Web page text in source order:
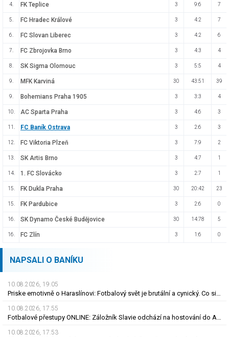
4. FK Teplice 3 9:6 7
5. FC Hradec Králové 3 4:2 7
6. FC Slovan Liberec 3 4:2 6
7. FC Zbrojovka Brno 3 4:3 4
8. SK Sigma Olomouc 3 5:5 4
9. MFK Karviná 30 43:51 39
9. Bohemians Praha 1905 3 3:3 4
10. AC Sparta Praha 3 4:6 3
11. FC Baník Ostrava 3 2:6 3
12. FC Viktoria Plzeň 3 7:9 2
13. SK Artis Brno 3 4:7 1
14. 1. FC Slovácko 3 2:7 1
15. FK Dukla Praha 30 20:42 23
15. FK Pardubice 3 2:6 0
16. SK Dynamo České Budějovice 30 14:78 5
16. FC Zlín 3 1:6 0
NAPSALI O BANÍKU
10.08.2026, 19.05
Priske emotivně o Haraslínovi: Fotbalový svět je brutální a cynický. Co si vzal z Boleslavi?
10.08.2026, 17.55
Fotbalové přestupy ONLINE: Záložník Slavie odchází na hostování do Anglie
10.08.2026, 17.53